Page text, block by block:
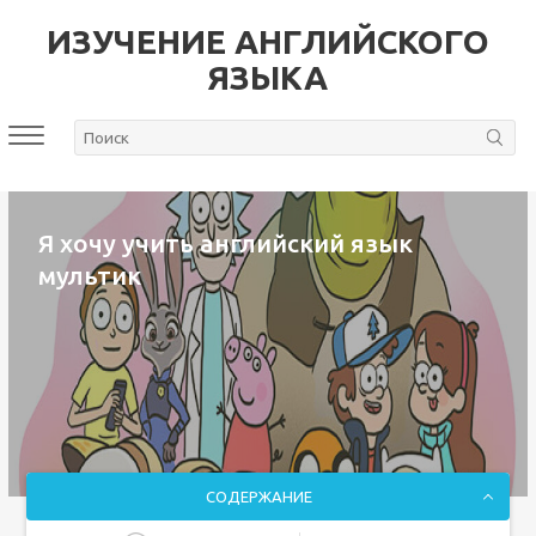
ИЗУЧЕНИЕ АНГЛИЙСКОГО
ЯЗЫКА
Я хочу учить английский язык
мультик
СОДЕРЖАНИЕ